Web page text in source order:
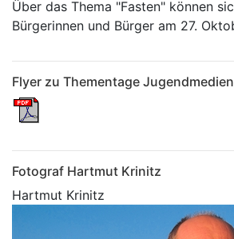
Über das Thema "Fasten" können
Bürgerinnen und Bürger am 27.
Flyer zu Thementage
Fotograf Hartmut Krinitz
Hartmut Krinitz